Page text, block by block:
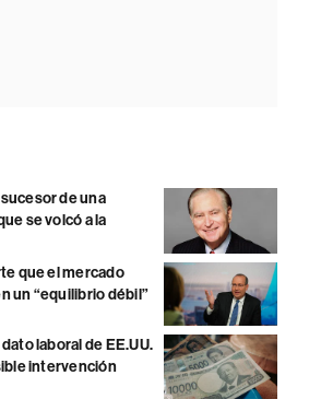
de una
se volcó a la
que el mercado
un “equilibrio débil”
laboral de EE.UU.
intervención